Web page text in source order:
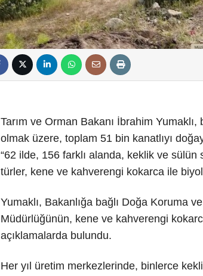
Tarım ve Orman Bakanı İbrahim
olmak üzere, toplam 51 bin kanatlıyı
“62 ilde, 156 farklı alanda, keklik ve sülün
türler, kene ve kahverengi kokarca ile
Yumaklı, Bakanlığa bağlı Doğa Koruma
Müdürlüğünün, kene ve kahverengi
açıklamalarda bulundu.
Her yıl üretim merkezlerinde, binlerce